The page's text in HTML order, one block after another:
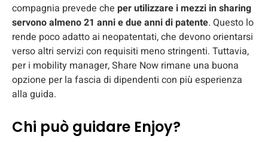
compagnia prevede che per utilizzare i mezzi in sharing
servono almeno 21 anni e due anni di patente. Questo lo
rende poco adatto ai neopatentati, che devono orientarsi
verso altri servizi con requisiti meno stringenti. Tuttavia,
per i mobility manager, Share Now rimane una buona
opzione per la fascia di dipendenti con più esperienza
alla guida.
Chi può guidare Enjoy?